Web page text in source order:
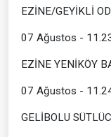
EZİNE/GEYİKLİ
07 Ağustos -
EZİNE YENİKÖY
07 Ağustos -
GELİBOLU